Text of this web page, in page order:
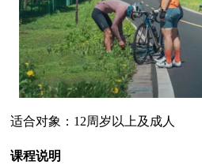
适合对象：12周岁以上及成人
课程说明